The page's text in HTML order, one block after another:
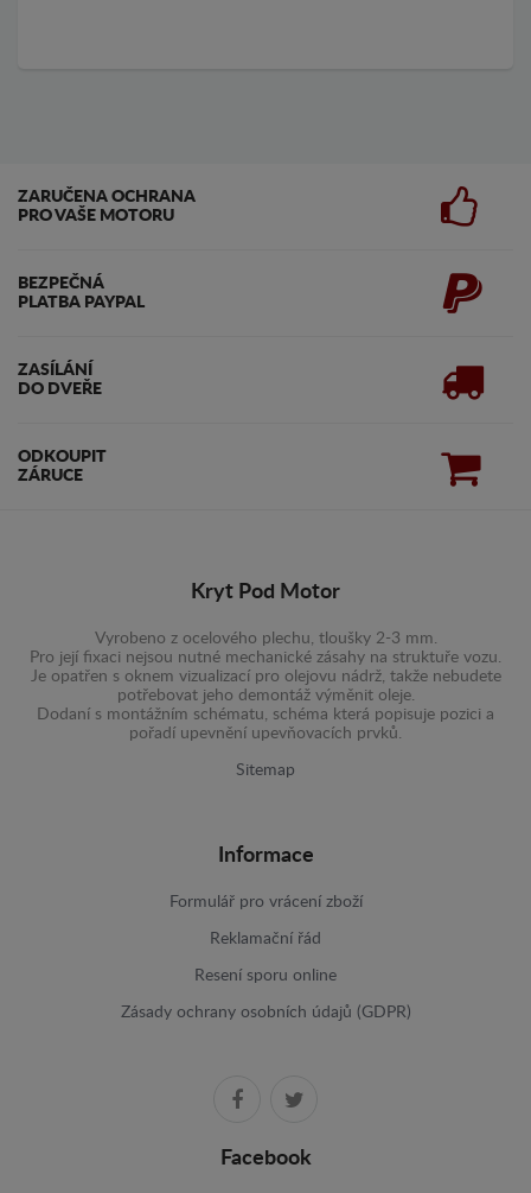
ZARUČENA OCHRANA
PRO VAŠE MOTORU
BEZPEČNÁ
PLATBA PAYPAL
ZASÍLÁNÍ
DO DVEŘE
ODKOUPIT
ZÁRUCE
Kryt Pod Motor
Vyrobeno z ocelového plechu, tloušky 2-3 mm.
Pro její fixaci nejsou nutné mechanické zásahy na struktuře vozu.
Je opatřen s oknem vizualizací pro olejovu nádrž, takže nebudete
potřebovat jeho demontáž výměnit oleje.
Dodaní s montážním schématu, schéma která popisuje pozici a
pořadí upevnění upevňovacích prvků.
Sitemap
Informace
Formulář pro vrácení zboží
Reklamační řád
Resení sporu online
Zásady ochrany osobních údajů (GDPR)
Facebook